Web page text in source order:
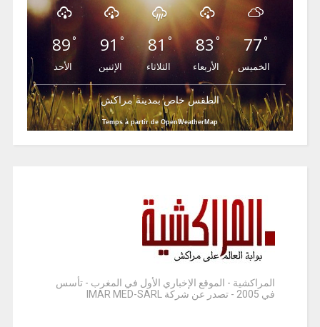
89°
الأحد
91°
الإثنين
81°
الثلاثاء
83 °
الأربعاء
77°
الخميس
الطقس خاص بمدينة مراكش
Temps à partir de OpenWeatherMap
المراكشية - الموقع الإخباري الأول في المغرب - تأسس
في 2005 - تصدر عن شركة IMAR MED-SARL